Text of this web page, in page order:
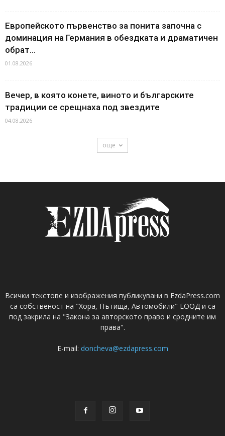
Европейското първенство за понита започна с
доминация на Германия в обездката и драматичен
обрат...
01.08.2026
Вечер, в която конете, виното и българските
традиции се срещнаха под звездите
04.08.2026
още
Всички текстове и изображения публикувани в EzdaPress.com
са собственост на "Хора, Пътища, Автомобили" ЕООД и са
под закрила на "Закона за авторското право и сродните им
права".
E-mail: doncheva@ezdapress.com